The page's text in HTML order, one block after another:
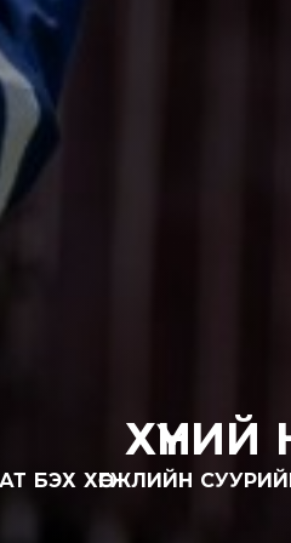
БЭХ ХӨГЖЛИЙН